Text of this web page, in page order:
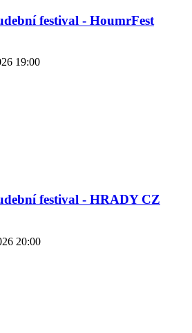
festival - HoumrFest
19:00
festival - HRADY CZ
20:00